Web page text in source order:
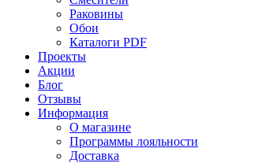
Раковины
Обои
Каталоги PDF
Проекты
Акции
Блог
Отзывы
Информация
О магазине
Программы лояльности
Доставка